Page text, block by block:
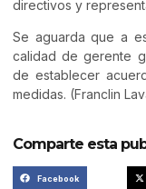
directivos y
Se aguarda que a
calidad de gerente
de establecer
medidas. (Franclin
Comparte esta
Facebook